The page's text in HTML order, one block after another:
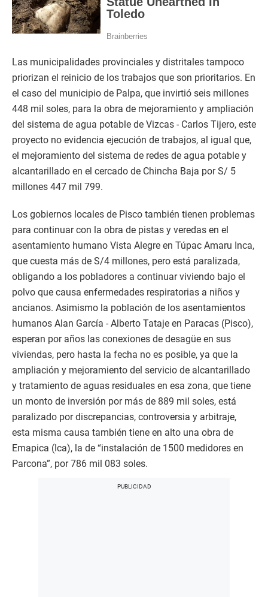
Las municipalidades provinciales y distritales tampoco
priorizan el reinicio de los trabajos que son prioritarios. En
el caso del municipio de Palpa, que invirtió seis millones
448 mil soles, para la obra de mejoramiento y ampliación
del sistema de agua potable de Vizcas - Carlos Tijero, este
proyecto no evidencia ejecución de trabajos, al igual que,
el mejoramiento del sistema de redes de agua potable y
alcantarillado en el cercado de Chincha Baja por S/ 5
millones 447 mil 799.
Los gobiernos locales de Pisco también tienen problemas
para continuar con la obra de pistas y veredas en el
asentamiento humano Vista Alegre en Túpac Amaru Inca,
que cuesta más de S/4 millones, pero está paralizada,
obligando a los pobladores a continuar viviendo bajo el
polvo que causa enfermedades respiratorias a niños y
ancianos. Asimismo la población de los asentamientos
humanos Alan García - Alberto Tataje en Paracas (Pisco),
esperan por años las conexiones de desagüe en sus
viviendas, pero hasta la fecha no es posible, ya que la
ampliación y mejoramiento del servicio de alcantarillado
y tratamiento de aguas residuales en esa zona, que tiene
un monto de inversión por más de 889 mil soles, está
paralizado por discrepancias, controversia y arbitraje,
esta misma causa también tiene en alto una obra de
Emapica (Ica), la de “instalación de 1500 medidores en
Parcona”, por 786 mil 083 soles.